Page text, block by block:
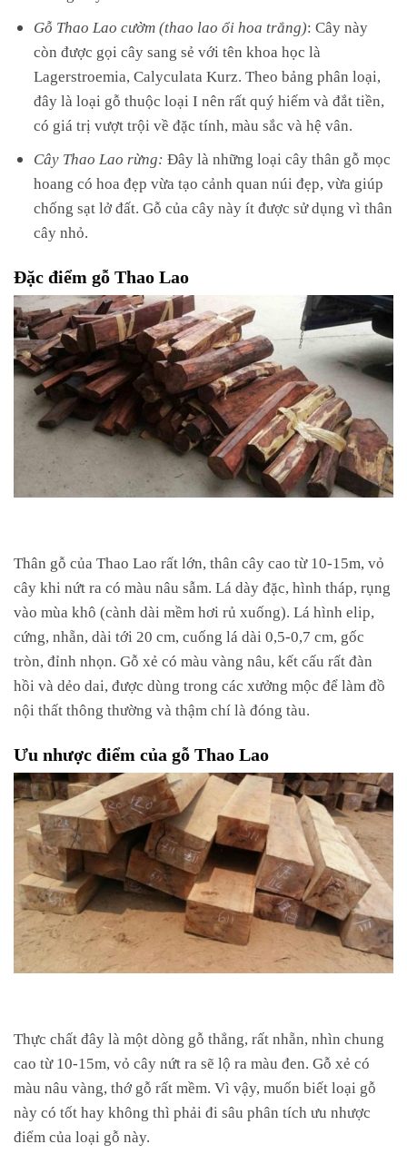
Gỗ Thao Lao cườm (thao lao ổi hoa trắng): Cây này
còn được gọi cây sang sẻ với tên khoa học là
Lagerstroemia, Calyculata Kurz. Theo bảng phân loại,
đây là loại gỗ thuộc loại I nên rất quý hiếm và đắt tiền,
có giá trị vượt trội về đặc tính, màu sắc và hệ vân.
Cây Thao Lao rừng: Đây là những loại cây thân gỗ mọc
hoang có hoa đẹp vừa tạo cảnh quan núi đẹp, vừa giúp
chống sạt lở đất. Gỗ của cây này ít được sử dụng vì thân
cây nhỏ.
Đặc điểm gỗ Thao Lao
Thân gỗ của Thao Lao rất lớn, thân cây cao từ 10-15m, vỏ
cây khi nứt ra có màu nâu sẫm. Lá dày đặc, hình tháp, rụng
vào mùa khô (cành dài mềm hơi rủ xuống). Lá hình elip,
cứng, nhẵn, dài tới 20 cm, cuống lá dài 0,5-0,7 cm, gốc
tròn, đỉnh nhọn. Gỗ xẻ có màu vàng nâu, kết cấu rất đàn
hồi và dẻo dai, được dùng trong các xưởng mộc để làm đồ
nội thất thông thường và thậm chí là đóng tàu.
Ưu nhược điểm của gỗ Thao Lao
Thực chất đây là một dòng gỗ thẳng, rất nhẵn, nhìn chung
cao từ 10-15m, vỏ cây nứt ra sẽ lộ ra màu đen. Gỗ xẻ có
màu nâu vàng, thớ gỗ rất mềm. Vì vậy, muốn biết loại gỗ
này có tốt hay không thì phải đi sâu phân tích ưu nhược
điểm của loại gỗ này.